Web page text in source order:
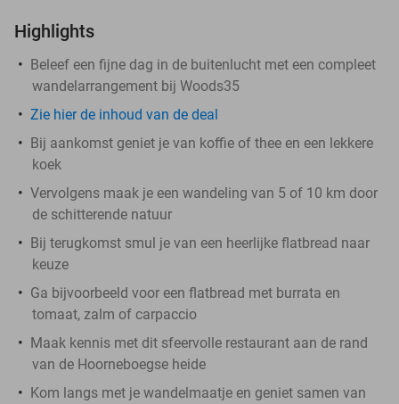
Highlights
Beleef een fijne dag in de buitenlucht met een compleet
wandelarrangement bij Woods35
Zie hier de inhoud van de deal
Bij aankomst geniet je van koffie of thee en een lekkere
koek
Vervolgens maak je een wandeling van 5 of 10 km door
de schitterende natuur
Bij terugkomst smul je van een heerlijke flatbread naar
keuze
Ga bijvoorbeeld voor een flatbread met burrata en
tomaat, zalm of carpaccio
Maak kennis met dit sfeervolle restaurant aan de rand
van de Hoorneboegse heide
Kom langs met je wandelmaatje en geniet samen van